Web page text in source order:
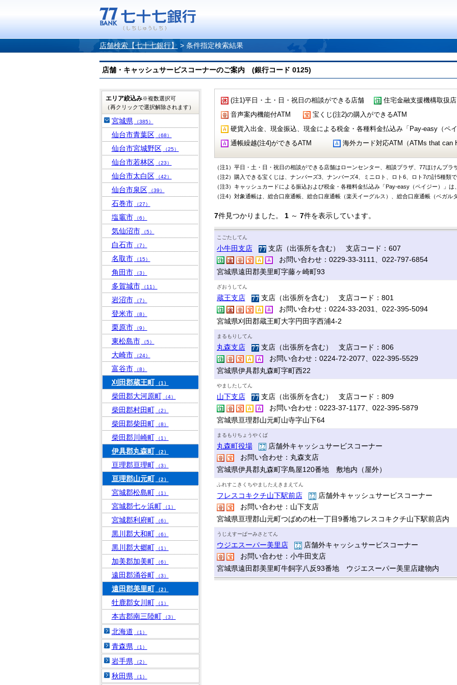
店舗検索【七十七銀行】 > 条件指定検索結果
店舗・キャッシュサービスコーナーのご案内 (銀行コード 0125)
(注1)平日・土・日・祝日の相談ができる店舗 住宅金融支援機構取扱店
音声案内機能付ATM
宝くじ(注2)の購入ができるATM
硬貨入出金、現金振込、現金による税金・各種料金払込み「Pay-easy（ペ
通帳繰越(注4)ができるATM
海外カード対応ATM（ATMs that can
（注1）平日・土・日・祝日の相談ができる店舗はローンセンター、相談プラザ、77ほけんプラ
（注2）購入できる宝くじは、ナンバーズ3、ナンバーズ4、ミニロト、ロト6、ロト7の計5種類で
（注3）キャッシュカードによる振込および税金・各種料金払込み「Pay-easy（ペイジー）」は
（注4）対象通帳は、総合口座通帳、総合口座通帳（楽天イーグルス）、総合口座通帳（ベガル
7件見つかりました。 1～ 7件を表示しています。
こごたしてん
小牛田支店
支店（出張所を含む） 支店コード：607
お問い合わせ：0229-33-3111、022-797-6854
宮城県遠田郡美里町字藤ヶ崎町93
ざおうしてん
蔵王支店
支店（出張所を含む） 支店コード：801
お問い合わせ：0224-33-2031、022-395-5094
宮城県刈田郡蔵王町大字円田字西浦4-2
まるもりしてん
丸森支店
支店（出張所を含む） 支店コード：806
お問い合わせ：0224-72-2077、022-395-5529
宮城県伊具郡丸森町字町西22
やましたしてん
山下支店
支店（出張所を含む） 支店コード：809
お問い合わせ：0223-37-1177、022-395-5879
宮城県亘理郡山元町山寺字山下64
まるもりちょうやくば
丸森町役場
店舗外キャッシュサービスコーナー
お問い合わせ：丸森支店
宮城県伊具郡丸森町字鳥屋120番地 敷地内（屋外）
ふれすこきくちやましたえきまえてん
フレスコキクチ山下駅前店
店舗外キャッシュサービスコーナー
お問い合わせ：山下支店
宮城県亘理郡山元町つばめの杜一丁目9番地フレスコキクチ山下駅前店内
うじえすーぱーみさとてん
ウジエスーパー美里店
店舗外キャッシュサービスコーナー
お問い合わせ：小牛田支店
宮城県遠田郡美里町牛飼字八反93番地 ウジエスーパー美里店建物内
エリア絞込み※複数選択可
（再クリックで選択解除されます）
宮城県 （385）
仙台市青葉区 （68）
仙台市宮城野区 （25）
仙台市若林区 （23）
仙台市太白区 （42）
仙台市泉区 （39）
石巻市 （27）
塩竈市 （6）
気仙沼市 （5）
白石市 （7）
名取市 （15）
角田市 （3）
多賀城市 （11）
岩沼市 （7）
登米市 （8）
栗原市 （9）
東松島市 （5）
大崎市 （24）
富谷市 （8）
刈田郡蔵王町 （1）
柴田郡大河原町 （4）
柴田郡村田町 （2）
柴田郡柴田町 （8）
柴田郡川崎町 （1）
伊具郡丸森町 （2）
亘理郡亘理町 （3）
亘理郡山元町 （2）
宮城郡松島町 （1）
宮城郡七ヶ浜町 （1）
宮城郡利府町 （6）
黒川郡大和町 （6）
黒川郡大郷町 （1）
加美郡加美町 （6）
遠田郡涌谷町 （3）
遠田郡美里町 （2）
牡鹿郡女川町 （1）
本吉郡南三陸町 （3）
北海道 （1）
青森県 （1）
岩手県 （2）
秋田県 （1）